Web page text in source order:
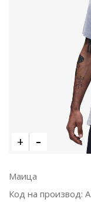
Маица
Код на производ: